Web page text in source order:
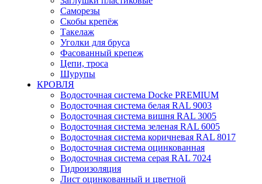
Саморезы
Скобы крепёж
Такелаж
Уголки для бруса
Фасованный крепеж
Цепи, троса
Шурупы
КРОВЛЯ
Водосточная система Docke PREMIUM
Водосточная система белая RAL 9003
Водосточная система вишня RAL 3005
Водосточная система зеленая RAL 6005
Водосточная система коричневая RAL 8017
Водосточная система оцинкованная
Водосточная система серая RAL 7024
Гидроизоляция
Лист оцинкованный и цветной